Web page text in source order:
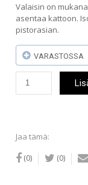
Valaisin on
asentaa kattoon.
pistorasian.
VARASTOSSA
Metis-
(musta)
Jaa tämä:
(0) (0)